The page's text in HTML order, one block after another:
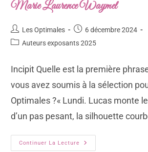
Marie Laurence Waymel
Les Optimales
6 décembre 2024
Auteurs exposants 2025
Incipit Quelle est la première
vous avez soumis à la sélection
Optimales ?« Lundi. Lucas monte
d’un pas pesant, la silhouette
Continuer La Lecture